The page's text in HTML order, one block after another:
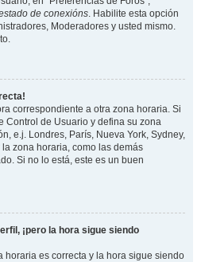
de conexións. Habilite esta opción
Moderadores y usted mismo.
correspondiente a otra zona horaria. Si
Control de Usuario y defina su zona
e.j. Londres, París, Nueva York, Sydney,
zona horaria, como las demás
Si no lo está, este es un buen
¡pero la hora sigue siendo
horaria es correcta y la hora sigue siendo